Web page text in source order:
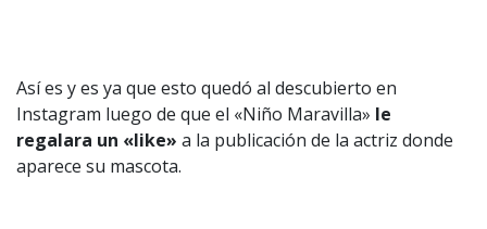
Así es y es ya que esto quedó al descubierto en
Instagram luego de que el «Niño Maravilla» le
regalara un «like» a la publicación de la actriz donde
aparece su mascota.